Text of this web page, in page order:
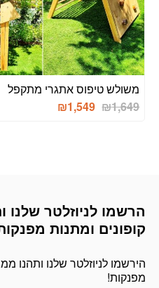
משולש טיפוס אתגרי מתקפל
₪1,649
המחיר₪1,549 המחיר
הרשמו לניוזלטר שלנו
קופונים ומתנות
הירשמו לניוזלטר שלנו ותהנו
מפנקות!
דוא׳׳ל